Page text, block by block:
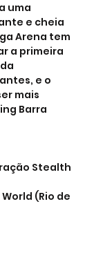
uma
e cheia
Arena tem
a primeira
e o
mais
Barra
Stealth
(Rio de